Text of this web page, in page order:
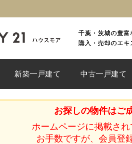
千葉・茨城の豊富
購入・売却のエ
新築一戸建て 中古一戸建て
お探しの物件はご
ホームページに掲載され
お手数ですが、会員登